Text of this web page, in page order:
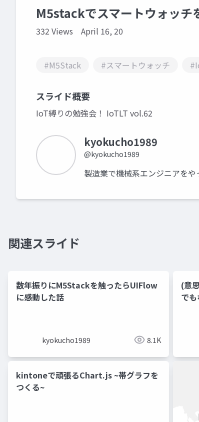
M5stackでスマートウォッチ
332 Views April 16, 20
#M5Stack #スマートウォッチ
スライド概要
IoT縛りの勉強会！ IoTLT vol.62
kyokucho1989
@kyokucho1989
製造業で機械系エンジニアをや
関連スライド
数年振りにM5Stackを触ったらUIFlow
に感動した話
kyokucho1989 8.1K
(意
でも
kintoneで頑張るChart.js ~帯グラフを
つくる~